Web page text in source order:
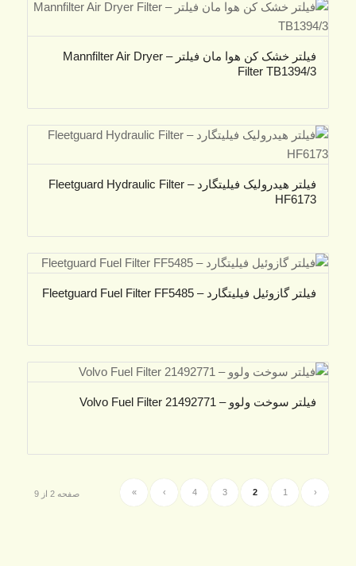
فیلتر خشک کن هوا مان فیلتر – Mannfilter Air Dryer
Filter TB1394/3
فیلتر هیدرولیک فیلیتگارد – Fleetguard Hydraulic Filter
HF6173
فیلتر گازوئیل فیلیتگارد – Fleetguard Fuel Filter FF5485
فیلتر سوخت ولوو – Volvo Fuel Filter 21492771
صفحه 2 از 9 ‹
1
2
3
4
›
»